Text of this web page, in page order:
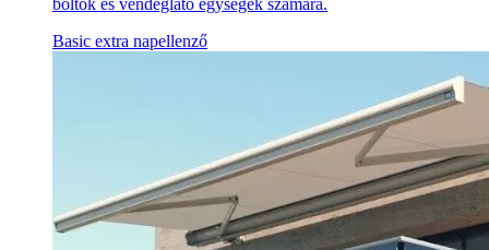
boltok és vendéglátó egységek számára.
Basic extra napellenző